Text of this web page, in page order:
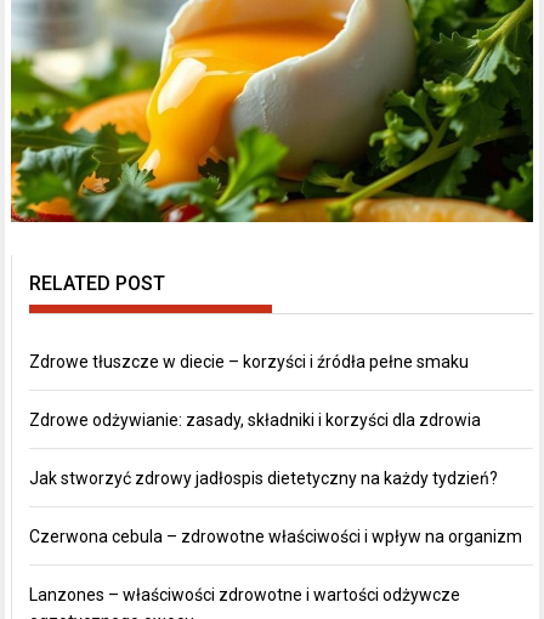
RELATED POST
Zdrowe tłuszcze w diecie – korzyści i źródła pełne smaku
Zdrowe odżywianie: zasady, składniki i korzyści dla zdrowia
Jak stworzyć zdrowy jadłospis dietetyczny na każdy tydzień?
Czerwona cebula – zdrowotne właściwości i wpływ na organizm
Lanzones – właściwości zdrowotne i wartości odżywcze